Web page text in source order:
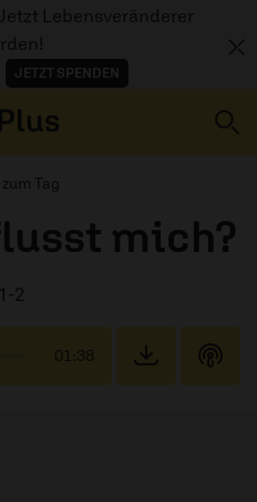
Lebensveränderer
JETZT SPENDEN
Tag
mich?
2
01:38